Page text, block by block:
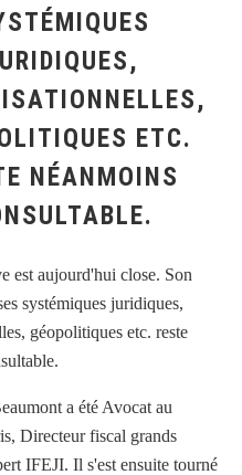
ETC.
NÉANMOINS
a été Avocat au
Directeur fiscal grands
IFEJI. Il s'est ensuite tourné